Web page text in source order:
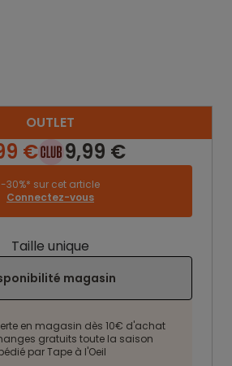
OUTLET
€ 9,99 €
-30%* sur cet article
Connectez-vous
Taille unique
magasin
en magasin dès 10€ d'achat
gratuits toute la saison
par Tape à l'Oeil